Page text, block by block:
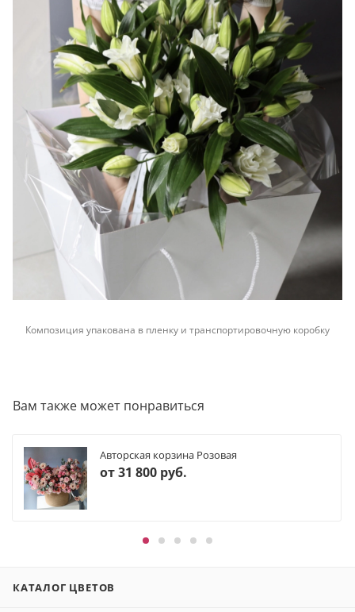
Композиция упакована в пленку и транспортировочную коробку
Вам также может понравиться
Авторская корзина Розовая
от31 800 руб.
КАТАЛОГ ЦВЕТОВ